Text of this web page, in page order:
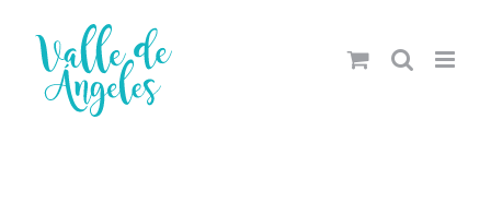
contenido